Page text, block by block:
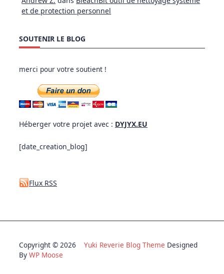
et de protection personnel
SOUTENIR LE BLOG
merci pour votre soutient !
Héberger votre projet avec : DYJYX.EU
[date_creation_blog]
Flux RSS
Copyright © 2026 Yuki Reverie Blog Theme Designed
By WP Moose